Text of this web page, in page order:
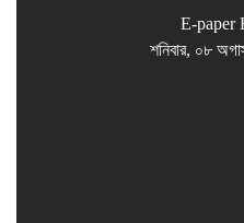
E-paper
শনিবার, ০৮